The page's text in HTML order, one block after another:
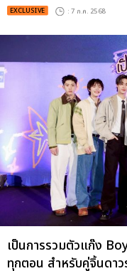
EXCLUSIVE : 7 ก.ค. 2568
เป็นการรวมตัวแก๊ง
ทุกตอน สำหรับคู่จิ้นดา